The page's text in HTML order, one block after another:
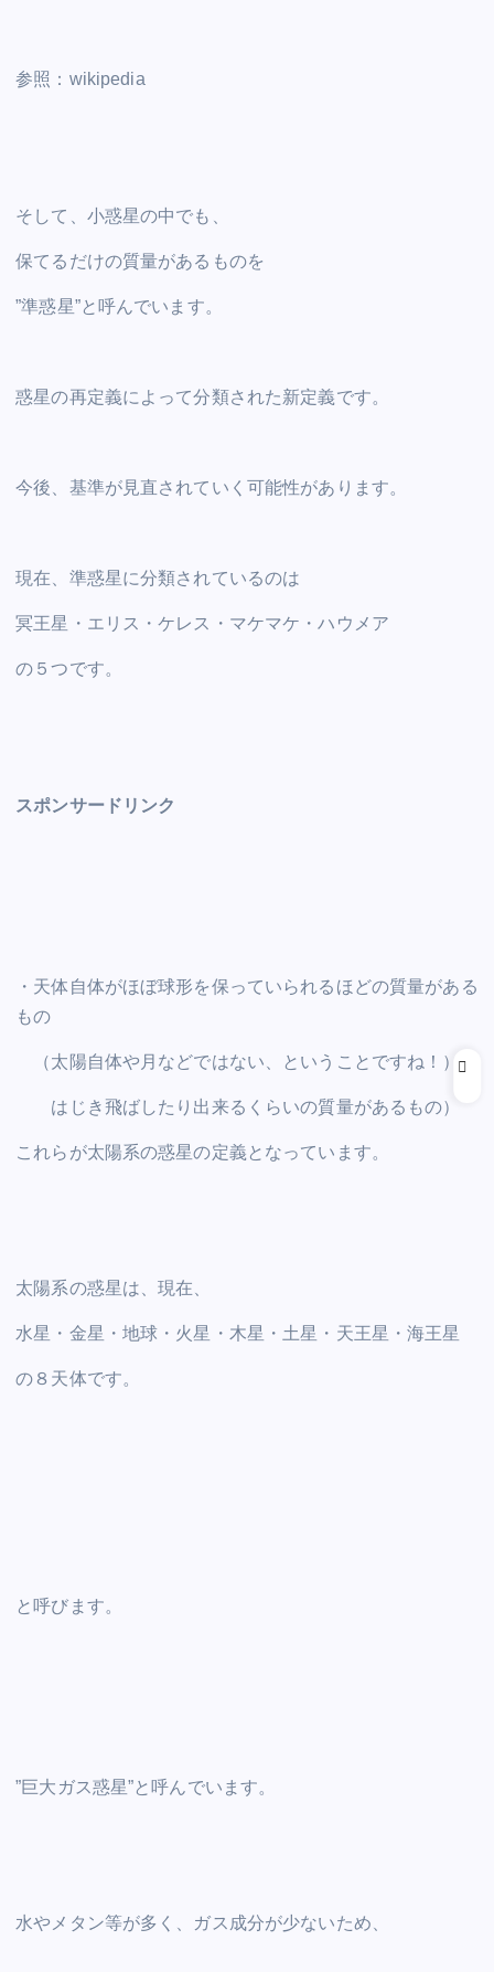
参照：wikipedia
そして、小惑星の中でも、
保てるだけの質量があるものを
”準惑星”と呼んでいます。
惑星の再定義によって分類された新定義です。
今後、基準が見直されていく可能性があります。
現在、準惑星に分類されているのは
冥王星・エリス・ケレス・マケマケ・ハウメア
の５つです。
スポンサードリンク
・天体自体がほぼ球形を保っていられるほどの質量がある
もの
（太陽自体や月などではない、ということですね！）
はじき飛ばしたり出来るくらいの質量があるもの）
これらが太陽系の惑星の定義となっています。
太陽系の惑星は、現在、
水星・金星・地球・火星・木星・土星・天王星・海王星
の８天体です。
と呼びます。
”巨大ガス惑星”と呼んでいます。
水やメタン等が多く、ガス成分が少ないため、